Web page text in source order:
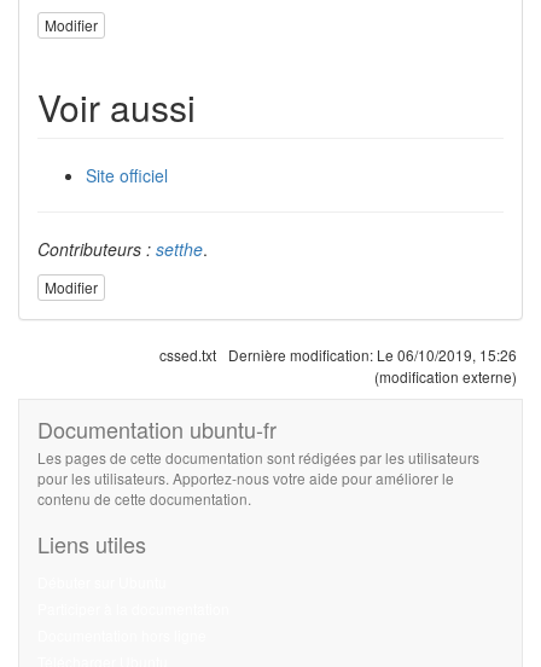
Modifier
Voir aussi
Site officiel
Contributeurs : setthe.
Modifier
cssed.txt Dernière modification: Le 06/10/2019, 15:26
(modification externe)
Documentation ubuntu-fr
Les pages de cette documentation sont rédigées par les utilisateurs
pour les utilisateurs. Apportez-nous votre aide pour améliorer le
contenu de cette documentation.
Liens utiles